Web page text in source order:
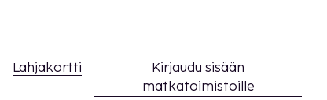
Lahjakortti
Kirjaudu sisään
matkatoimistoille